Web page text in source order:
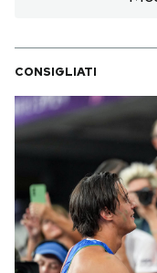
CONSIGLIATI